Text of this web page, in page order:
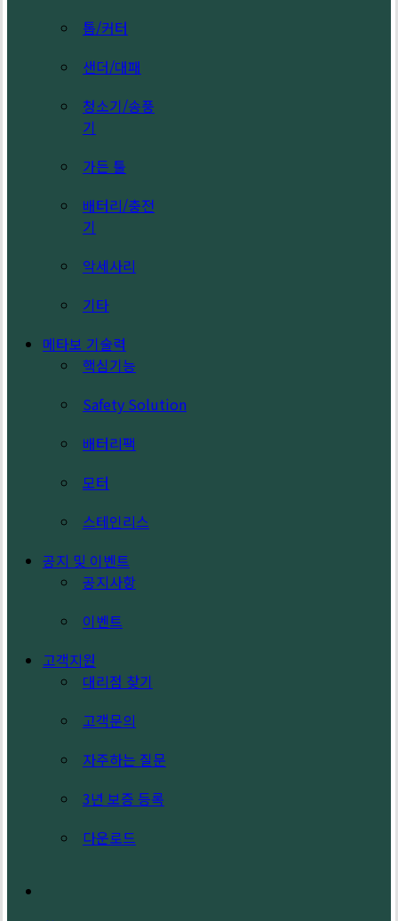
톱/커터
샌더/대패
청소기/송풍
기
가든 툴
배터리/충전
기
악세사리
기타
메타보 기술력
핵심기능
Safety Solution
배터리팩
모터
스테인리스
공지 및 이벤트
공지사항
이벤트
고객지원
대리점 찾기
고객문의
자주하는 질문
3년 보증 등록
다운로드